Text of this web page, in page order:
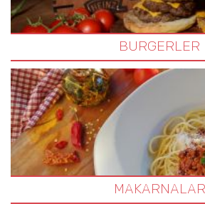
BURGERLER
MAKARNALAR